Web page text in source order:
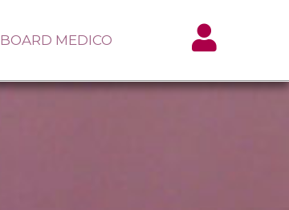
BOARD MEDICO